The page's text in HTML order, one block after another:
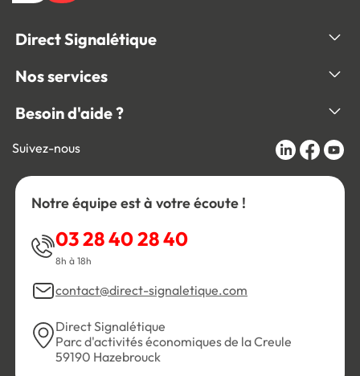
Direct Signalétique
Nos services
Besoin d'aide ?
Suivez-nous
Notre équipe est à votre écoute !
03 28 40 28 40
8h à 18h
contact@direct-signaletique.com
Direct Signalétique
Parc d'activités économiques de la Creule
59190 Hazebrouck